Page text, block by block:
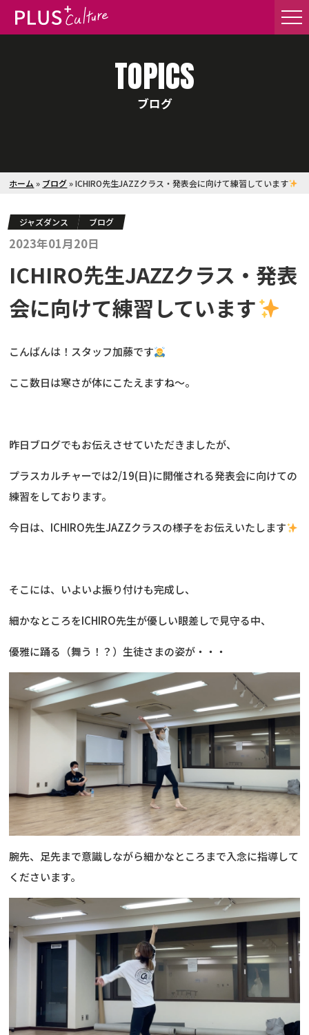
TOPICS
ブログ
ホーム » ブログ»ICHIRO先生JAZZクラス・発表会に向けて練習しています
ジャズダンス ブログ
2023年01月20日
ICHIRO先生JAZZクラス・発表
会に向けて練習しています
こんばんは！スタッフ加藤です
ここ数日は寒さが体にこたえますね〜。
昨日ブログでもお伝えさせていただきましたが、
プラスカルチャーでは2/19(日)に開催される発表会に向けての
練習をしております。
今日は、ICHIRO先生JAZZクラスの様子をお伝えいたします
そこには、いよいよ振り付けも完成し、
細かなところをICHIRO先生が優しい眼差しで見守る中、
優雅に踊る（舞う！？）生徒さまの姿が・・・
腕先、足先まで意識しながら細かなところまで入念に指導して
くださいます。